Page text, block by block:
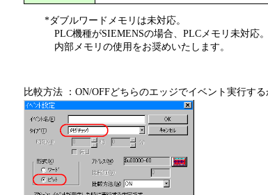
*ダブルワードメモリは未対応。
PLC機種がSIEMENSの場合、PLCメモリ未対応。
内部メモリの使用をお奨めいたします。
比較方法 ：ON/OFFどちらのエッジでイベント実行する